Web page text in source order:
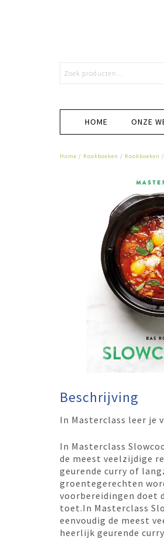
HOME ONZE
Home / Kookboeken / Kookboeken
Beschrijving
In Masterclass leer je
In Masterclass
de meest veelzijdige
geurende curry of
groentegerechten
voorbereidingen doet
toet.In Masterclass
eenvoudig de meest
heerlijk geurende